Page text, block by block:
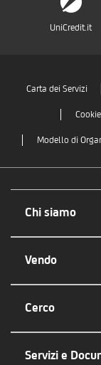
UniCredit.it
Carta dei Servizi
Modello di
Chi siamo
Vendo
Cerco
Servizi e